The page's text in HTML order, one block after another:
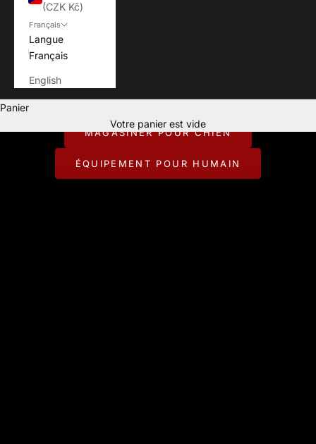
(CZK Kč)
Français
Langue
Français
English
Panier
Votre panier est vide
MAGASINER POUR CHIEN
ÉQUIPEMENT POUR HUMAIN